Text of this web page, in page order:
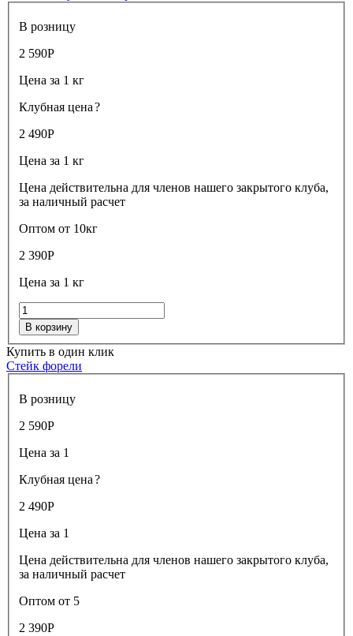
В розницу
2 590Р
Цена за 1 кг
Клубная цена?
2 490Р
Цена за 1 кг
Цена действительна для членов нашего закрытого клуба,
за наличный расчет
Оптом от 10кг
2 390Р
Цена за 1 кг
В корзину
Купить в один клик
Стейк форели
В розницу
2 590Р
Цена за 1
Клубная цена?
2 490Р
Цена за 1
Цена действительна для членов нашего закрытого клуба,
за наличный расчет
Оптом от 5
2 390Р